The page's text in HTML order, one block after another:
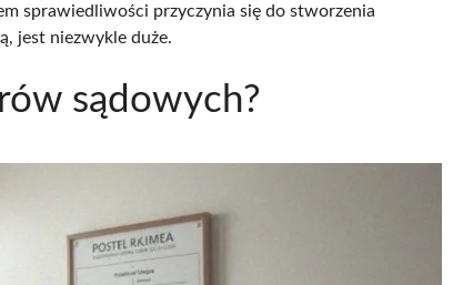
sprawiedliwości przyczynia się do stworzenia
jest niezwykle duże.
sądowych?